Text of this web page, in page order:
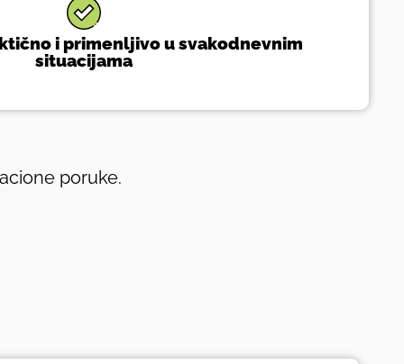
i primenljivo u svakodnevnim
situacijama
poruke.